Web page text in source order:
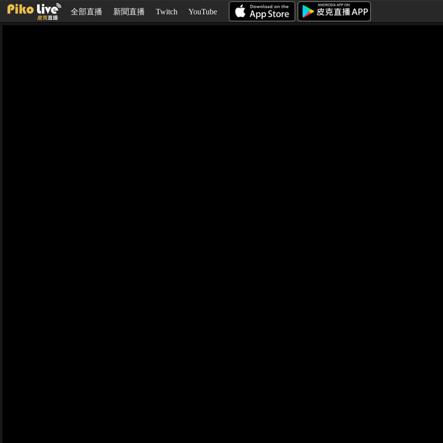
全部直播 新聞直播 Twitch YouTube